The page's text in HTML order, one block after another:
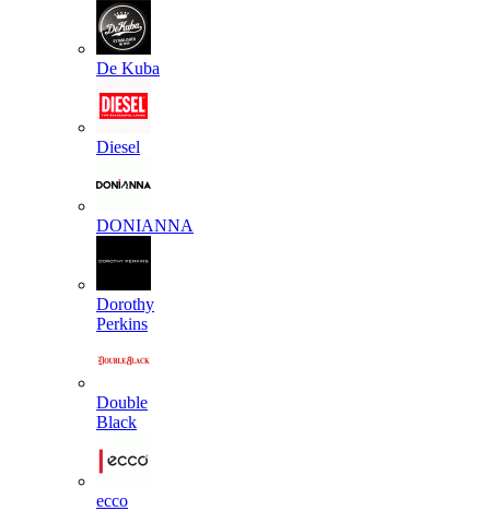
De Kuba
Diesel
DONIANNA
Dorothy
Perkins
Double
Black
ecco